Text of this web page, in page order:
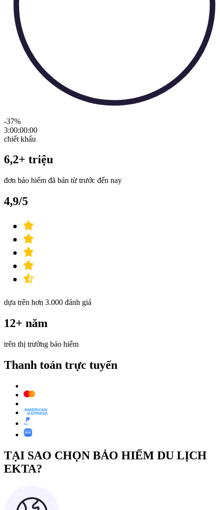
-37%
3:00:00:00
chiết khấu
6,2+ triệu
đơn bảo hiểm đã bán từ trước đến nay
4,9/5
dựa trên hơn 3.000 đánh giá
12+ năm
trên thị trường bảo hiểm
Thanh toán trực tuyến
TẠI SAO CHỌN BẢO HIỂM DU LỊCH
EKTA?